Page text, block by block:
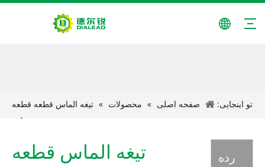
تو اینجایی: صفحه اصلی » محصولات » تیغه الماس قطعه قطعه
شده برش خشک
رده
تیغه الماس قطعه